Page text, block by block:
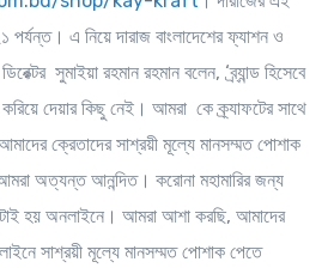
এ নিয়ে দারাজ বাংলাদেশের ফ্যাশন ও
সুমাইয়া রহমান রহমান বলেন, ‘ব্র্যান্ড হিসেবে
দেয়ার কিছু নেই। আমরা কে ক্র্যাফটের সাথে
ক্রেতাদের সাশ্রয়ী মূল্যে মানসম্মত পোশাক
অত্যন্ত আনন্দিত। করোনা মহামারির জন্য
হয় অনলাইনে। আমরা আশা করছি, আমাদের
সাশ্রয়ী মূল্যে মানসম্মত পোশাক পেতে